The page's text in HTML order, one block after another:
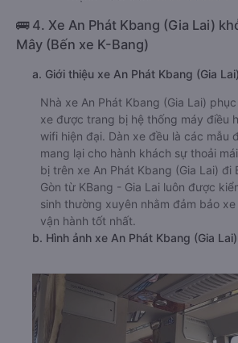
🚌 4. Xe An Phát Kbang (Gia Lai)
Mây (Bến xe K-Bang)
a. Giới thiệu xe An Phát Kbang (Gia Lai)
Nhà xe An Phát Kbang (Gia Lai)
xe được trang bị hệ thống máy điều
wifi hiện đại. Dàn xe đều là các mẫu
mang lại cho hành khách sự thoải
bị trên xe An Phát Kbang (Gia Lai) đi
Gòn từ KBang - Gia Lai luôn được
sinh thường xuyên nhằm đảm bảo
vận hành tốt nhất.
b. Hình ảnh xe An Phát Kbang (Gia Lai)